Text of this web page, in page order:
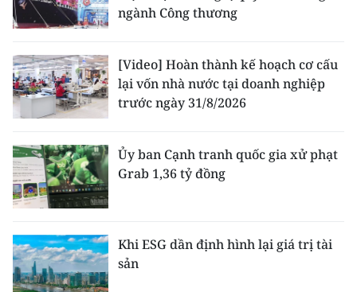
ngành Công thương
[Video] Hoàn thành kế hoạch cơ cấu
lại vốn nhà nước tại doanh nghiệp
trước ngày 31/8/2026
Ủy ban Cạnh tranh quốc gia xử phạt
Grab 1,36 tỷ đồng
Khi ESG dần định hình lại giá trị tài
sản